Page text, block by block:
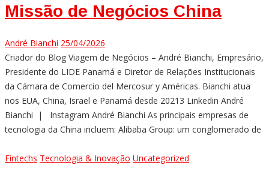
Missão de Negócios China
André Bianchi 25/04/2026
Criador do Blog Viagem de Negócios – André Bianchi, Empresário,
Presidente do LIDE Panamá e Diretor de Relações Institucionais
da Cámara de Comercio del Mercosur y Américas. Bianchi atua
nos EUA, China, Israel e Panamá desde 20213 Linkedin André
Bianchi | Instagram André Bianchi As principais empresas de
tecnologia da China incluem: Alibaba Group: um conglomerado de
Fintechs Tecnologia & Inovação Uncategorized